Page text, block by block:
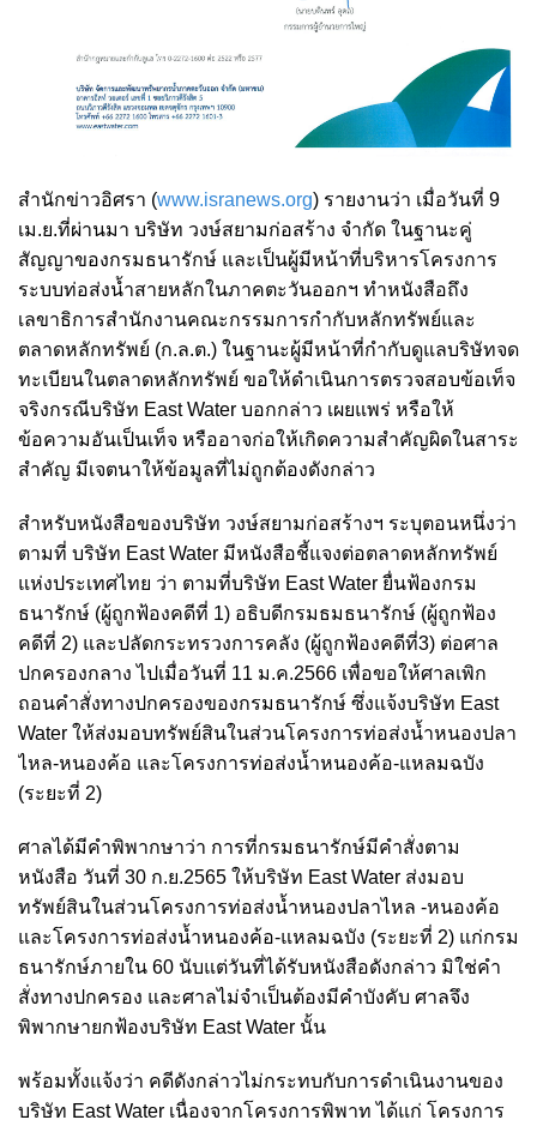
สำนักข่าวอิศรา (www.isranews.org) รายงานว่า เมื่อวันที่ 9
เม.ย.ที่ผ่านมา บริษัท วงษ์สยามก่อสร้าง จำกัด ในฐานะคู่
สัญญาของกรมธนารักษ์ และเป็นผู้มีหน้าที่บริหารโครงการ
ระบบท่อส่งน้ำสายหลักในภาคตะวันออกฯ ทำหนังสือถึง
เลขาธิการสำนักงานคณะกรรมการกำกับหลักทรัพย์และ
ตลาดหลักทรัพย์ (ก.ล.ต.) ในฐานะผู้มีหน้าที่กำกับดูแลบริษัทจด
ทะเบียนในตลาดหลักทรัพย์ ขอให้ดำเนินการตรวจสอบข้อเท็จ
จริงกรณีบริษัท East Water บอกกล่าว เผยแพร่ หรือให้
ข้อความอันเป็นเท็จ หรืออาจก่อให้เกิดความสำคัญผิดในสาระ
สำคัญ มีเจตนาให้ข้อมูลที่ไม่ถูกต้องดังกล่าว
สำหรับหนังสือของบริษัท วงษ์สยามก่อสร้างฯ ระบุตอนหนึ่งว่า
ตามที่ บริษัท East Water มีหนังสือชี้แจงต่อตลาดหลักทรัพย์
แห่งประเทศไทย ว่า ตามที่บริษัท East Water ยื่นฟ้องกรม
ธนารักษ์ (ผู้ถูกฟ้องคดีที่ 1) อธิบดีกรมธมธนารักษ์ (ผู้ถูกฟ้อง
คดีที่ 2) และปลัดกระทรวงการคลัง (ผู้ถูกฟ้องคดีที่3) ต่อศาล
ปกครองกลาง ไปเมื่อวันที่ 11 ม.ค.2566 เพื่อขอให้ศาลเพิก
ถอนคำสั่งทางปกครองของกรมธนารักษ์ ซึ่งแจ้งบริษัท East
Water ให้ส่งมอบทรัพย์สินในส่วนโครงการท่อส่งน้ำหนองปลา
ไหล-หนองค้อ และโครงการท่อส่งน้ำหนองค้อ-แหลมฉบัง
(ระยะที่ 2)
ศาลได้มีคำพิพากษาว่า การที่กรมธนารักษ์มีคำสั่งตาม
หนังสือ วันที่ 30 ก.ย.2565 ให้บริษัท East Water ส่งมอบ
ทรัพย์สินในส่วนโครงการท่อส่งน้ำหนองปลาไหล -หนองค้อ
และโครงการท่อส่งน้ำหนองค้อ-แหลมฉบัง (ระยะที่ 2) แก่กรม
ธนารักษ์ภายใน 60 นับแต่วันที่ได้รับหนังสือดังกล่าว มิใช่คำ
สั่งทางปกครอง และศาลไม่จำเป็นต้องมีคำบังคับ ศาลจึง
พิพากษายกฟ้องบริษัท East Water นั้น
พร้อมทั้งแจ้งว่า คดีดังกล่าวไม่กระทบกับการดำเนินงานของ
บริษัท East Water เนื่องจากโครงการพิพาท ได้แก่ โครงการ